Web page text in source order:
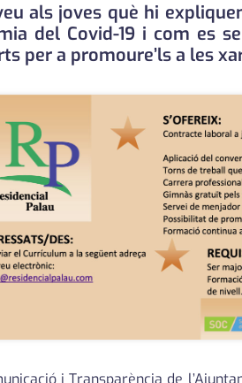
als joves què hi
del Covid-19 i com es
per a promoure’ls a les
i Transparència de